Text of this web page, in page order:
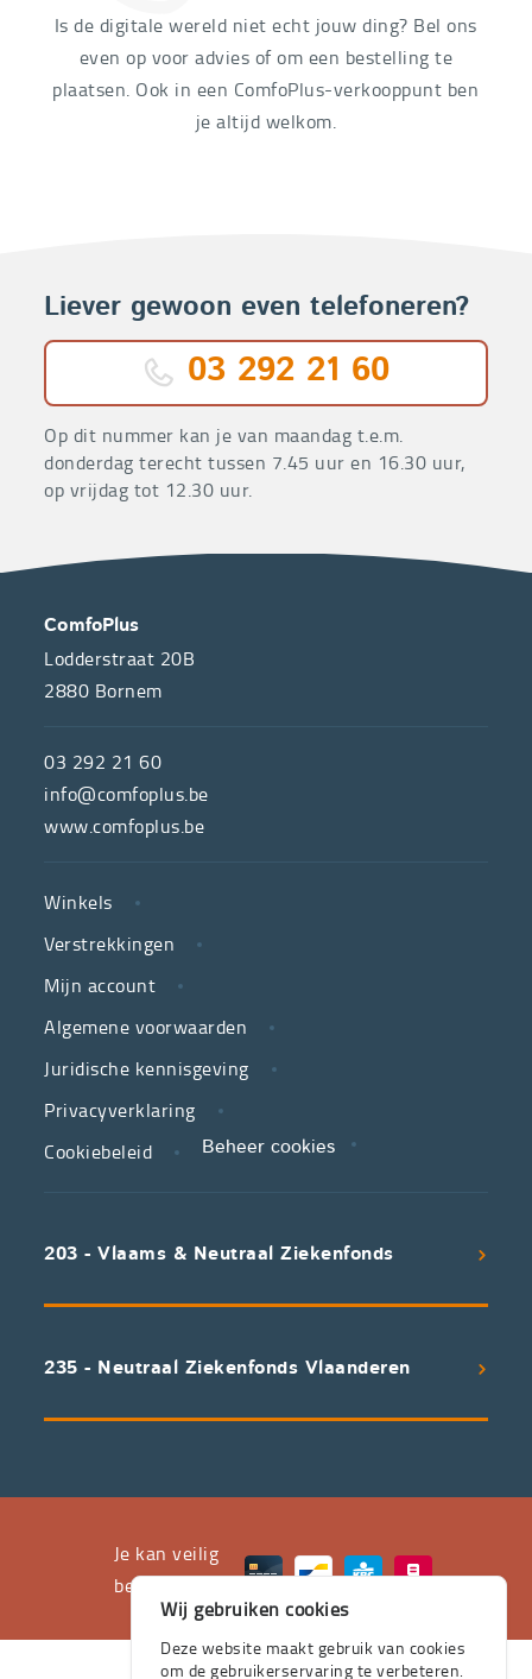
Is de digitale wereld niet echt jouw ding? Bel ons
even op voor advies of om een bestelling te
plaatsen. Ook in een ComfoPlus-verkooppunt ben
je altijd welkom.
Liever gewoon even telefoneren?
03 292 21 60
Op dit nummer kan je van maandag t.e.m.
donderdag terecht tussen 7.45 uur en 16.30 uur,
op vrijdag tot 12.30 uur.
OVER
ONS
de
hulpmiddelenwinkel
van
neutrale
ziekenfondsen,
is
partner
in
zorg.
We
voorwaarden
uitstekend
waarvan
huis
CONTACT
ComfoPlus
Lodderstraat 20B
2880 Bornem
03 292 21 60
info@comfoplus.be
www.comfoplus.be
LINKS
Winkels
Verstrekkingen
Mijn account
Algemene voorwaarden
Juridische kennisgeving
Privacyverklaring
Cookiebeleid
Beheer cookies
203 - Vlaams & Neutraal Ziekenfonds
235 - Neutraal Ziekenfonds Vlaanderen
Je kan veilig
betalen met
Wij gebruiken cookies
Deze website maakt gebruik van cookies
om de gebruikerservaring te verbeteren.